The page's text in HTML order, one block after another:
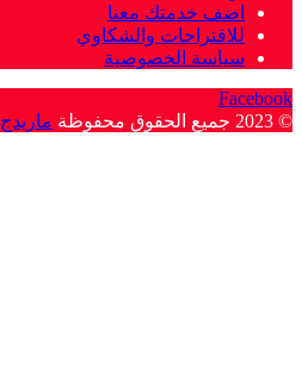
اضف خدمتك معنا
للاقتراحات والشكاوي
سياسة الخصوصية
Facebook
© 2023 جميع الحقوق محفوظة
ماريدج